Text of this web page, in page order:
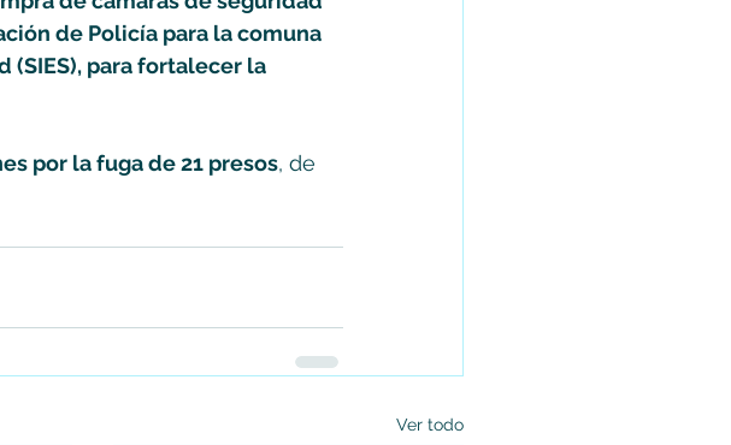
de Policía para la comuna
(SIES), para fortalecer la
por la fuga de 21 presos, de
Ver todo